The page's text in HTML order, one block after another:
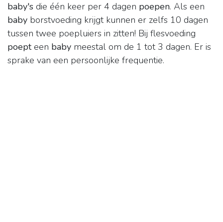
baby's die één keer per 4 dagen poepen. Als een
baby borstvoeding krijgt kunnen er zelfs 10 dagen
tussen twee poepluiers in zitten! Bij flesvoeding
poepteen baby meestal om de 1 tot 3 dagen. Er is
sprake van een persoonlijke frequentie.